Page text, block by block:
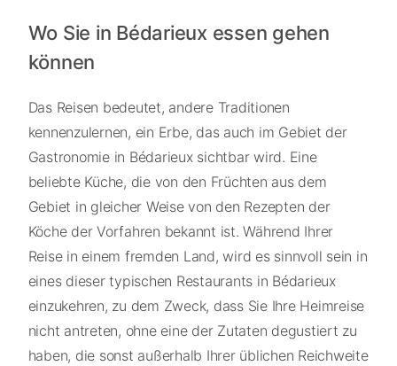
Wo Sie in Bédarieux essen gehen
können
Das Reisen bedeutet, andere Traditionen
kennenzulernen, ein Erbe, das auch im Gebiet der
Gastronomie in Bédarieux sichtbar wird. Eine
beliebte Küche, die von den Früchten aus dem
Gebiet in gleicher Weise von den Rezepten der
Köche der Vorfahren bekannt ist. Während Ihrer
Reise in einem fremden Land, wird es sinnvoll sein in
eines dieser typischen Restaurants in Bédarieux
einzukehren, zu dem Zweck, dass Sie Ihre Heimreise
nicht antreten, ohne eine der Zutaten degustiert zu
haben, die sonst außerhalb Ihrer üblichen Reichweite